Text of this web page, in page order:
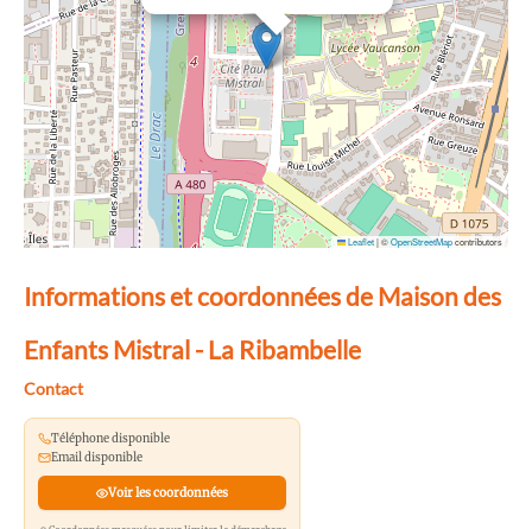
Leaflet|©OpenStreetMapcontributors
Informations et coordonnées de Maison des
Enfants Mistral - La Ribambelle
Contact
Téléphone disponible
Email disponible
Voir les coordonnées